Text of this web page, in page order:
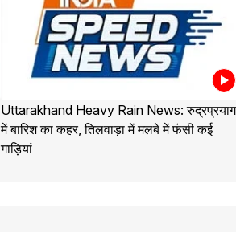
Uttarakhand Heavy Rain News: रुद्रप्रयाग
में बारिश का कहर, तिलवाड़ा में मलबे में फंसी कई
गाड़ियां